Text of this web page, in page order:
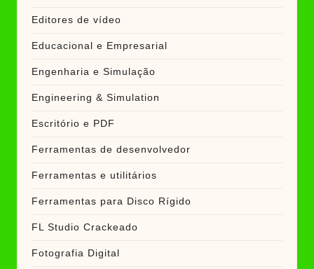
Editores de vídeo
Educacional e Empresarial
Engenharia e Simulação
Engineering & Simulation
Escritório e PDF
Ferramentas de desenvolvedor
Ferramentas e utilitários
Ferramentas para Disco Rígido
FL Studio Crackeado
Fotografia Digital